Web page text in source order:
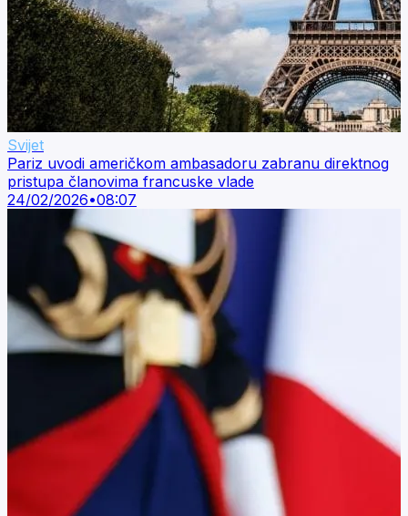
Svijet
Pariz uvodi američkom ambasadoru zabranu direktnog
pristupa članovima francuske vlade
24/02/2026•08:07